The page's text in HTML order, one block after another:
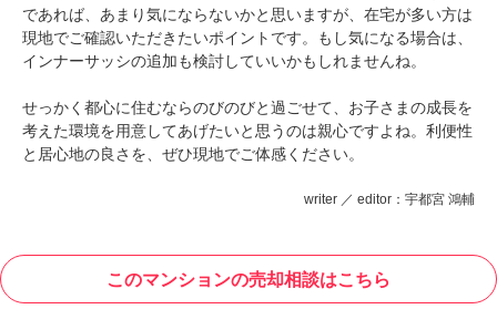
であれば、あまり気にならないかと思いますが、在宅が多い方は
現地でご確認いただきたいポイントです。もし気になる場合は、
インナーサッシの追加も検討していいかもしれませんね。
せっかく都心に住むならのびのびと過ごせて、お子さまの成長を
考えた環境を用意してあげたいと思うのは親心ですよね。利便性
と居心地の良さを、ぜひ現地でご体感ください。
writer ／ editor：宇都宮 鴻輔
このマンションの売却相談はこちら